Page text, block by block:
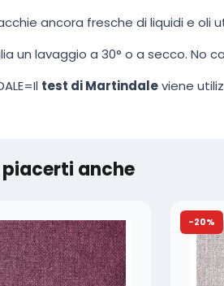
ancora fresche di liquidi e oli
un lavaggio a 30° o a secco. No
test di Martindaleviene
anche
-20%